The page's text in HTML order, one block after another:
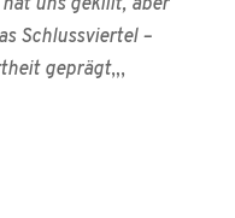
Schlussviertel –
geprägt„,